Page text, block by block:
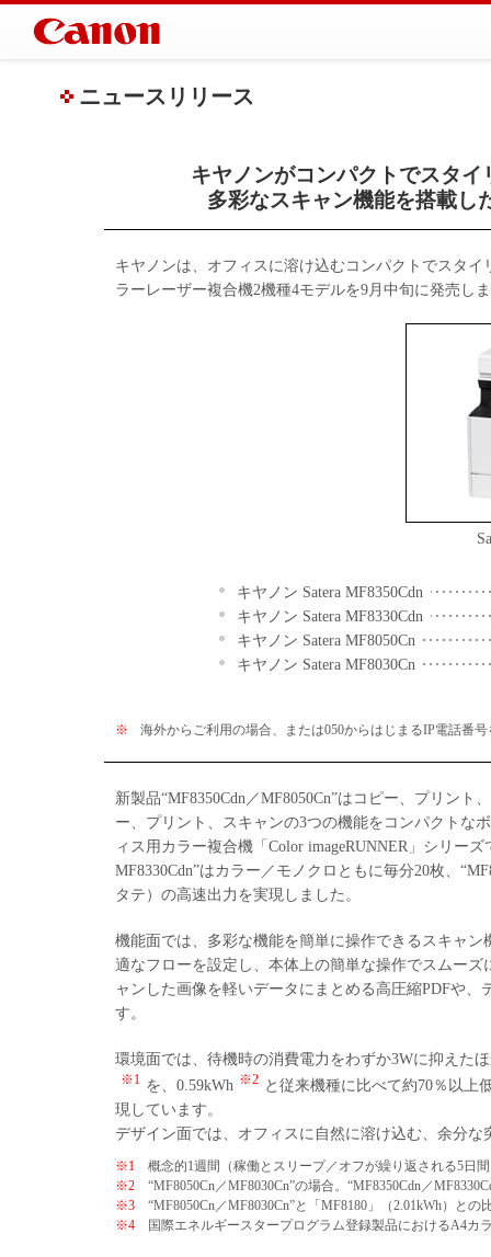
ニュースリリース
キヤノンがコンパクトでスタ
多彩なスキャン機能を搭載し
キヤノンは、オフィスに溶け込むコンパクトでスタ
ラーレーザー複合機2機種4モデルを9月中旬に発売し
キヤノン Satera MF8350Cdn
キヤノン Satera MF8330Cdn
キヤノン Satera MF8050Cn
キヤノン Satera MF8030Cn
※ 海外からご利用の場合、または050からはじまるIP電話番
新製品“MF8350Cdn／MF8050Cn”はコピー、プリント
ー、プリント、スキャンの3つの機能をコンパクトな
ィス用カラー複合機「Color imageRUNNER」シリー
MF8330Cdn”はカラー／モノクロともに毎分20枚、
タテ）の高速出力を実現しました。
機能面では、多彩な機能を簡単に操作できるスキャ
適なフローを設定し、本体上の簡単な操作でスムー
ャンした画像を軽いデータにまとめる高圧縮PDFや
す。
環境面では、待機時の消費電力をわずか3Wに抑えた
※1 を、0.59kWh ※2 と従来機種に比べて約70％以上
現しています。
デザイン面では、オフィスに自然に溶け込む、余分
※1
概念的1週間（稼働とスリープ／オフが繰り返される5日
※2
“MF8050Cn／MF8030Cn”の場合。“MF8350Cdn／
※3
“MF8050Cn／MF8030Cn”と「MF8180」（2.01kWh）との
※4
国際エネルギースタープログラム登録製品におけるA4カ